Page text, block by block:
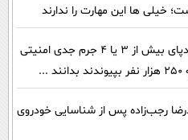
خیلی ها این مهارت را ندارند
گفته‌های یک روحانی تندرو و ردپای بیش از ۳ یا ۴ جرم جدی امنیتی
رجب‌زاده پس از شناسایی خودروی